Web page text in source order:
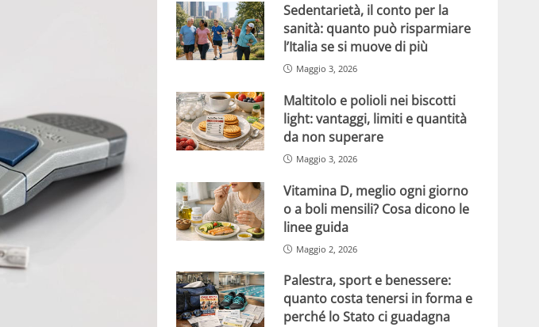
Sedentarietà, il conto per la
sanità: quanto può risparmiare
l’Italia se si muove di più
Maggio 3, 2026
Maltitolo e polioli nei biscotti
light: vantaggi, limiti e quantità
da non superare
Maggio 3, 2026
Vitamina D, meglio ogni giorno
o a boli mensili? Cosa dicono le
linee guida
Maggio 2, 2026
Palestra, sport e benessere:
quanto costa tenersi in forma e
perché lo Stato ci guadagna